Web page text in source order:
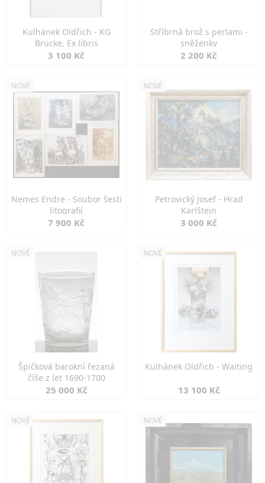
Kulhánek Oldřich - KG
Brücke, Ex libris
3 100 Kč
Stříbrná brož s perlami -
sněženky
2 200 Kč
NOVÉ
Nemes Endre - Soubor šesti
litografií
7 900 Kč
NOVÉ
Petrovický Josef - Hrad
Karlštejn
3 000 Kč
NOVÉ
Špičková barokní řezaná
číše z let 1690-1700
25 000 Kč
NOVÉ
Kulhánek Oldřich - Waiting
13 100 Kč
NOVÉ NOVÉ